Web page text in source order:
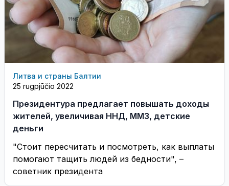
Литва и страны Балтии
25 rugpjūčio 2022
Президентура предлагает повышать доходы
жителей, увеличивая ННД, ММЗ, детские
деньги
"Стоит пересчитать и посмотреть, как выплаты
помогают тащить людей из бедности", –
советник президента